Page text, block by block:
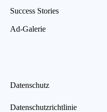
Success Stories
Ad-Galerie
Datenschutz
Datenschutzrichtlinie